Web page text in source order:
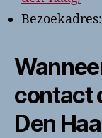
contact
Den